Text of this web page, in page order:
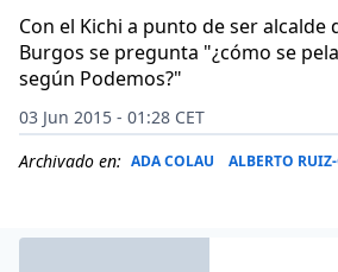
Con el Kichi a punto de ser alcalde
Burgos se pregunta "¿cómo se
según Podemos?"
03 Jun 2015 - 01:28 CET
Archivado en: ADA COLAU ALBERTO